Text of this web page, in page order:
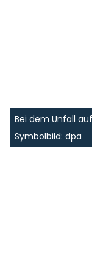
Bei dem Unfall
Symbolbild: dpa